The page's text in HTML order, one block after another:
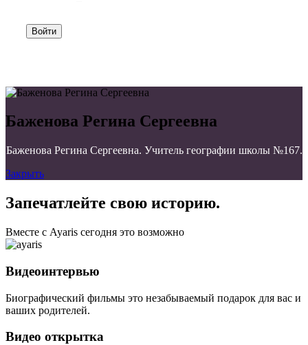
Войти
Баженова Регина Сергеевна
Баженова Регина Сергеевна. Учитель географии школы №167.
Закрыть
Запечатлейте свою историю.
Вместе с Ayaris сегодня это возможно
Видеоинтервью
Биографический фильмы это незабываемый подарок для вас и
ваших родителей.
Видео открытка